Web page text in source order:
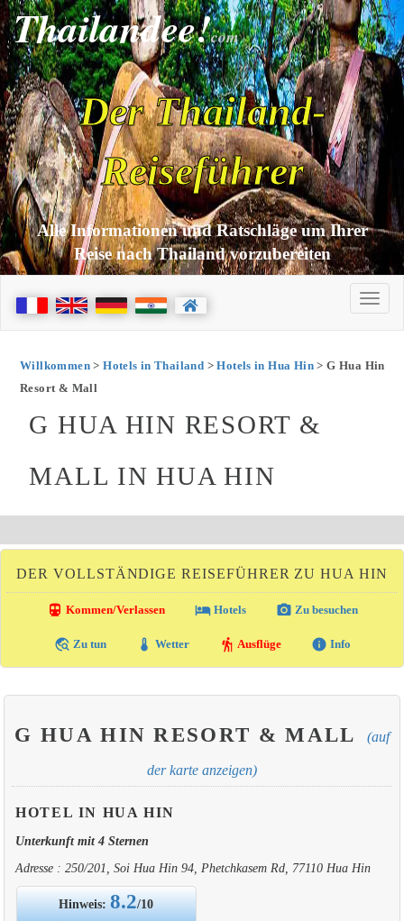
Thailandee!com
Der Thailand-
Reiseführer
Alle Informationen und Ratschläge um Ihrer
Reise nach Thailand vorzubereiten
Willkommen>Hotels in Thailand >Hotels in Hua Hin > G Hua Hin
Resort & Mall
G HUA HIN RESORT &
MALL IN HUA HIN
DER VOLLSTÄNDIGE REISEFÜHRER ZU HUA HIN
directions_transit Kommen/Verlassen local_hotelHotels photo_camera Zu besuchen
travel_explore Zu tun thermostat Wetter hiking Ausflüge info Info
G HUA HIN RESORT & MALL (auf
der karte anzeigen)
HOTEL IN HUA HIN
Unterkunft mit 4 Sternen
Adresse : 250/201, Soi Hua Hin 94, Phetchkasem Rd, 77110 Hua Hin
Hinweis:8.2/10